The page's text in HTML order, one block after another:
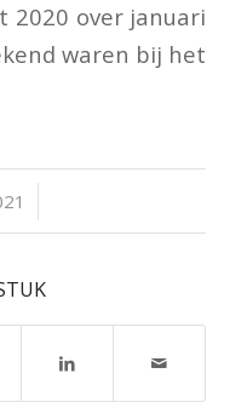
2020 over januari
waren bij het